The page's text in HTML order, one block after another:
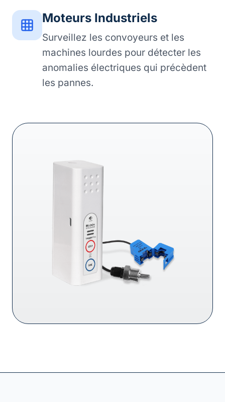
Moteurs Industriels
Surveillez les convoyeurs et les
machines lourdes pour détecter les
anomalies électriques qui précèdent
les pannes.